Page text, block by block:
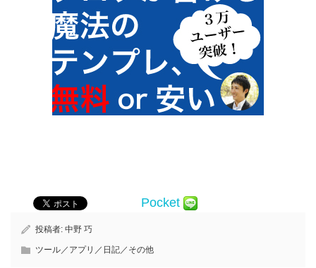
Pocket
投稿者: 中野 巧
ツール／アプリ／日記／その他